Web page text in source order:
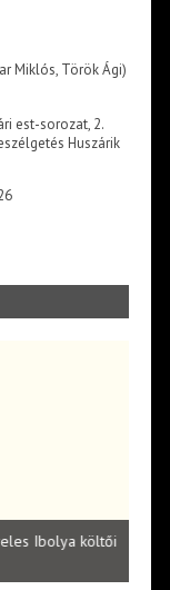
Miklós, Török Ági)
est-sorozat, 2.
Huszárik
Ibolya költői